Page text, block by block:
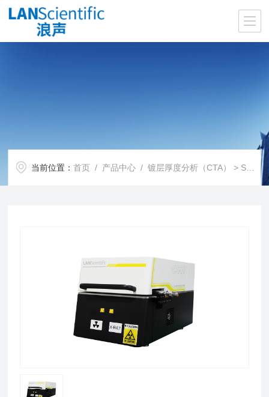
当前位置：首页 / 产品中心 /镀层厚度分析（CTA） > ScopeX PILOT镀层测厚仪